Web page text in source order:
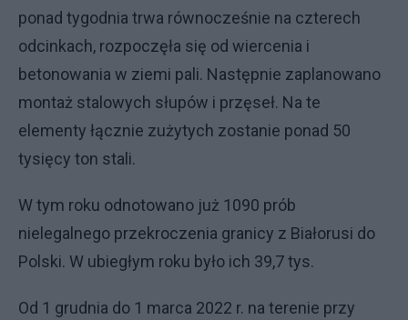
ponad tygodnia trwa równocześnie na czterech
odcinkach, rozpoczęła się od wiercenia i
betonowania w ziemi pali. Następnie zaplanowano
montaż stalowych słupów i przęseł. Na te
elementy łącznie zużytych zostanie ponad 50
tysięcy ton stali.
W tym roku odnotowano już 1090 prób
nielegalnego przekroczenia granicy z Białorusi do
Polski. W ubiegłym roku było ich 39,7 tys.
Od 1 grudnia do 1 marca 2022 r. na terenie przy